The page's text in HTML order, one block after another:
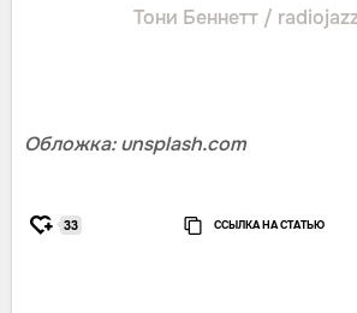
Тони Беннетт /
Обложка: unsplash.com
33 ССЫЛКА НА СТАТЬЮ